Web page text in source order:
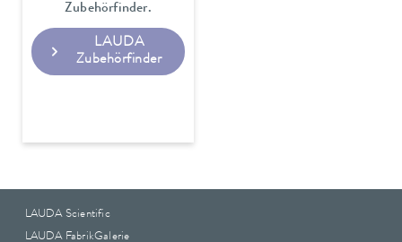
Zubehörfinder.
LAUDA
Zubehörfinder
LAUDA Scientific
LAUDA FabrikGalerie